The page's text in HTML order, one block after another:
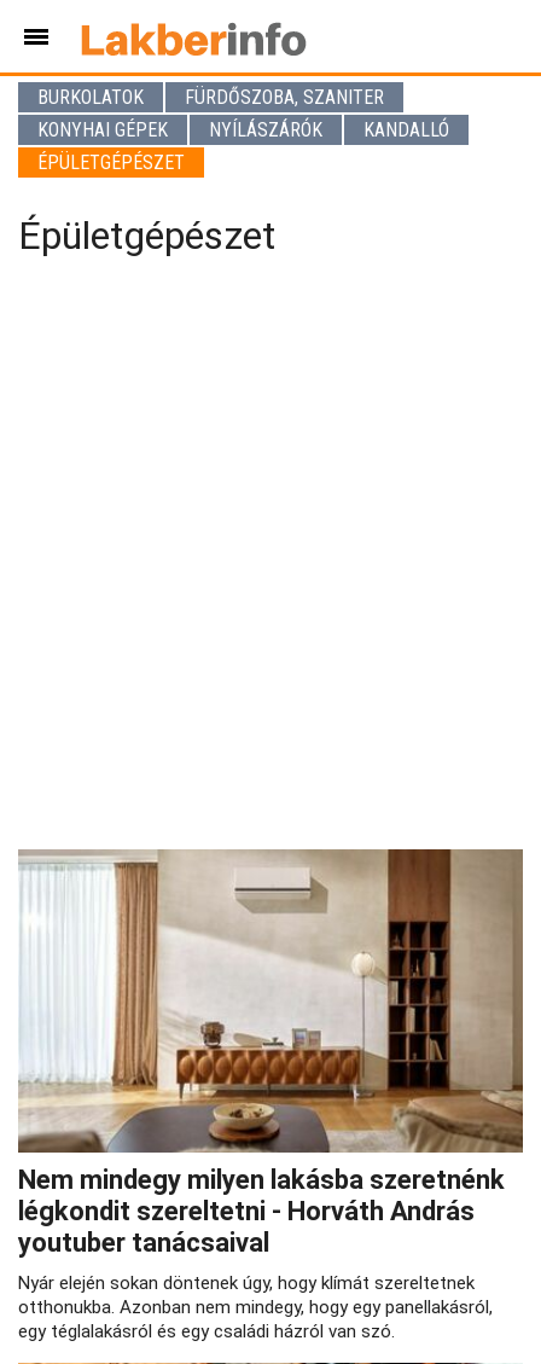
BURKOLATOK
FÜRDŐSZOBA, SZANITER
KONYHAI GÉPEK
NYÍLÁSZÁRÓK
KANDALLÓ
ÉPÜLETGÉPÉSZET
Épületgépészet
Nem mindegy milyen lakásba szeretnénk
légkondit szereltetni - Horváth András
youtuber tanácsaival
Nyár elején sokan döntenek úgy, hogy klímát szereltetnek
otthonukba. Azonban nem mindegy, hogy egy panellakásról,
egy téglalakásról és egy családi házról van szó.